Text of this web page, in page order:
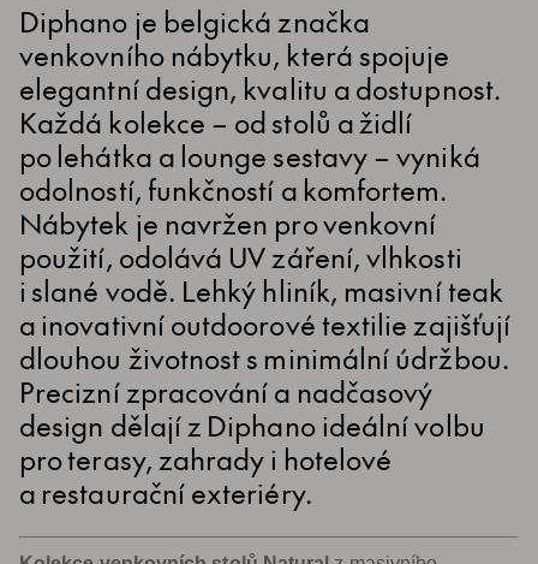
Diphano je belgická značka
venkovního nábytku, která spojuje
elegantní design, kvalitu a dostupnost.
Každá kolekce – od stolů a židlí
po lehátka a lounge sestavy – vyniká
odolností, funkčností a komfortem.
Nábytek je navržen pro venkovní
použití, odolává UV záření, vlhkosti
i slané vodě. Lehký hliník, masivní teak
a inovativní outdoorové textilie zajišťují
dlouhou životnost s minimální údržbou.
Precizní zpracování a nadčasový
design dělají z Diphano ideální volbu
pro terasy, zahrady i hotelové
a restaurační exteriéry.